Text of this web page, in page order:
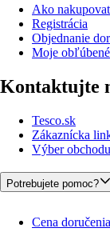
Ako
Registrácia
Objednanie
Moje obľúbené
Kontaktujte
Tesco.sk
Zákaznícka
Výber obchodu
Potrebujete pomoc?
Cena doručenia